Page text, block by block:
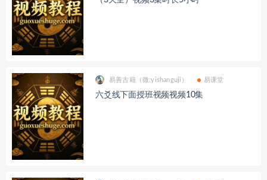
易善古籍（微:yishanguji） 易课堂
六爻线下面授班视频视频10集